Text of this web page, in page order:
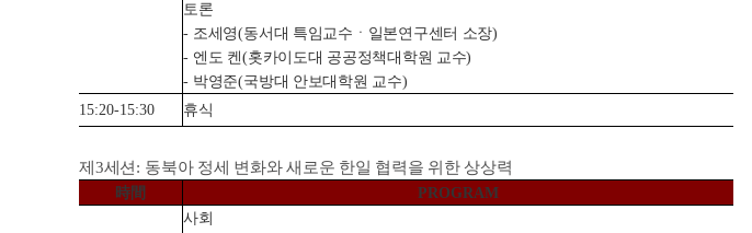
토론
- 조세영(동서대 특임교수ㆍ일본연구센터 소장)
- 엔도 켄(홋카이도대 공공정책대학원 교수)
- 박영준(국방대 안보대학원 교수)
15:20-15:30
휴식
제 3세션 : 동북아 정세 변화와 새로운 한일 협력을 위한 상상력
時間 PROGRAM
사회